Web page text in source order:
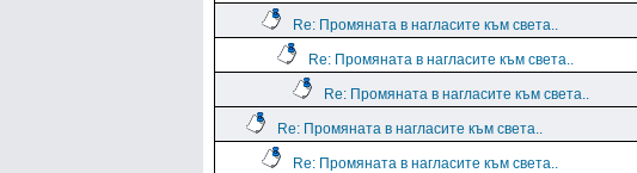
Re: Промяната в нагласите към света..
Re: Промяната в нагласите към света..
Re: Промяната в нагласите към света..
Re: Промяната в нагласите към света..
Re: Промяната в нагласите към света..